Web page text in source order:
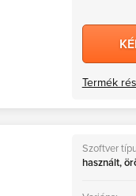
Termék
Szoftver
használt,